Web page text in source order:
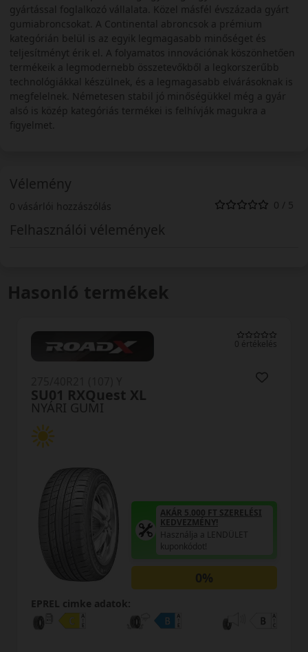
gyártással foglalkozó vállalata. Közel másfél évszázada gyárt
gumiabroncsokat. A Continental abroncsok a prémium
kategórián belül is az egyik legmagasabb minőséget és
teljesítményt érik el. A folyamatos innovációnak köszönhetően
termékeik a legmodernebb összetevőkből a legkorszerűbb
technológiákkal készülnek, és a legmagasabb elvárásoknak is
megfelelnek. Németesen stabil jó minőségükkel még a gyár
alsó is közép kategóriás termékei is felhívják magukra a
figyelmet.
Vélemény
0 vásárlói hozzászólás 0 / 5
Felhasználói vélemények
Hasonló termékek
0 értékelés
NYÁRI GUMI
RS01+ XL
AKÁR 5.000 FT SZERELÉSI
KEDVEZMÉNY!
Használja a LENDÜLET
kuponkódot!
0%
EPREL cimke adatok: